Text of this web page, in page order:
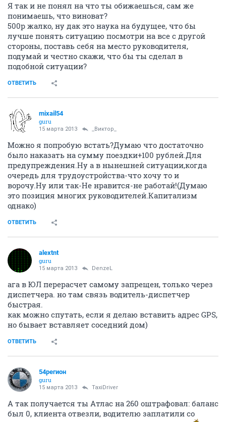
Я так и не понял на что ты обижаешься, сам же
понимаешь, что виноват?
500p жалко, ну дак это наука на будущее, что бы
лучше понять ситуацию посмотри на все с другой
стороны, поставь себя на место руководителя,
подумай и честно скажи, что бы ты сделал в
подобной ситуации?
ОТВЕТИТЬ
mixail54
guru
15 марта 2013 _Виктор_
Можно я попробую встать?Думаю что достаточно
было наказать на сумму поездки+100 рублей.Для
предупреждения.Ну а в нынешней ситуации,когда
очередь для трудоустройства-что хочу то и
ворочу.Ну или так-Не нравится-не работай!(Думаю
это позиция многих руководителей.Капитализм
однако)
ОТВЕТИТЬ
alextnt
guru
15 марта 2013 DenzeL
ага в ЮЛ перерасчет самому запрещен, только через
диспетчера. но там связь водитель-диспетчер
быстрая.
как можно спутать, если я делаю вставить адрес GPS,
но бывает вставляет соседний дом)
ОТВЕТИТЬ
54регион
guru
15 марта 2013 TaxiDriver
А так получается ты Атлас на 260 оштрафовал: баланс
был 0, клиента отвезли, водителю заплатили со